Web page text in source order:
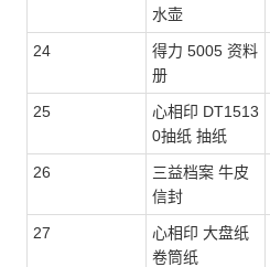
水壶
24
得力 5005 资料
册
25
心相印 DT1513
0抽纸 抽纸
26
三益档案 牛皮
信封
27
心相印 大盘纸
卷筒纸